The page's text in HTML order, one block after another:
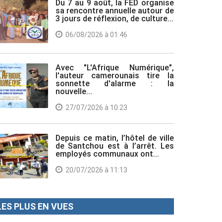
Du 7 au 9 août, la FED organise
sa rencontre annuelle autour de
3 jours de réflexion, de culture...
06/08/2026 à 01:46
Avec "L'Afrique Numérique",
l'auteur camerounais tire la
sonnette d'alarme : la
nouvelle...
27/07/2026 à 10:23
Depuis ce matin, l’hôtel de ville
de Santchou est à l’arrêt. Les
employés communaux ont...
20/07/2026 à 11:13
PLUS EN VUES